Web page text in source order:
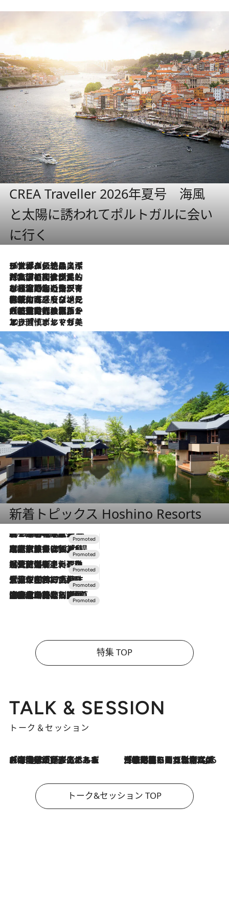
CREA Traveller 2026年夏号 海風
と太陽に誘われてポルトガルに会い
に行く
2026.8.8
リスボンの絶品スイーツ「パステル・デ・ナタ」とは？ポルトガル伝統の奥深い世界へ
2026.7.27
「私の祖国はポルトガル語です」国民的詩人フェルナンド・ペソアと、彼が愛した文学の街を歩く
2026.7.26
ポルトガル近海が育む極上の海の幸。キリリと冷えた白ワインと愉しむ、シーフード専門店の贅沢
2026.7.22
伝統の味をモダンに昇華。高感度な地元客が集う、リスボンの最旬ガストロノミー
2026.7.21
大航海時代の栄華から、震災、独裁、そして革命へ。ポルトガル・首都リスボンの石畳に刻まれた「歴史の光と影」
2026.7.13
エッセイ・ヤマザキマリ「慎ましくも美しき国 ポルトガル」
新着トピックス Hoshino Resorts
2026.8.7
【トンボの足水浴】ヒノキの香りに包まれて涼感マックス！約13℃の湧水かけ流しを避暑地「星野温泉 トンボの湯」で体験
2026.7.31
【ホテル帰省】という選択肢をOMOが提案。家族とほどよい距離を保つには「昼は実家、夜は気兼ねなくホテルで！」
2026.7.24
【夏限定ディナーコース】旬を迎える稚鮎や花ズッキーニなどをイタリア・トスカーナの郷土料理の手法で満喫！
2026.7.17
「土佐和ハーブかき氷」がOMO7高知に登場！生姜、山椒、大葉など目にも舌にも涼を呼ぶ郷土の味
2026.7.10
NEW OPEN！【界 草津】名湯の地に誕生。趣の異なる2種の温泉と上州ならではの会席・蕎麦割烹など美食を味わう究極の癒やし旅
特集 TOP
TALK & SESSION
トーク＆セッション
2026.8.3
「今後値上げがあるとすれば…」「リスクがあるのは今年の冬」エネルギー専門家が語る、ホルムズ海峡封鎖が家庭にもたらす“ある心配” 2026.8.3
「住宅建てられない…」「サーチャージ料の高値が続いている」ホルムズ海峡封鎖による影響はいつまで続く？《エネルギー専門家に聞く“どうなる日本の暮らし”》
トーク&セッション TOP